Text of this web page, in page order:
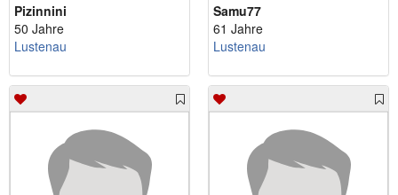
Pizinnini
50 Jahre
Lustenau
Samu77
61 Jahre
Lustenau